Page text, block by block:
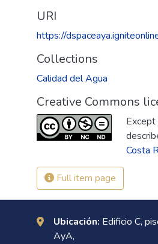
URI
https://
Collections
Calidad del Agua
Creative Commons
Costa
Full item page
Ubicación: Edificio C,
AyA,